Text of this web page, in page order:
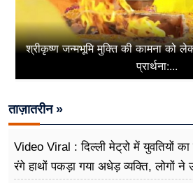
श्रीकृष्ण जन्मभूमि मुक्ति की कामना को
प्रार्थना:...
ताज़ातरीन »
Video Viral : दिल्ली मेट्रो में युवतियों
रंगे हाथों पकड़ा गया अधेड़ व्यक्ति, लोगों ने